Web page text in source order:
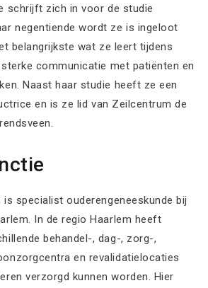
schrijft zich in voor de studie
negentiende wordt ze is ingeloot
belangrijkste wat ze leert tijdens
communicatie met patiënten en
Naast haar studie heeft ze een
en is ze lid van Zeilcentrum de
specialist ouderengeneeskunde bij
In de regio Haarlem heeft
behandel-, dag-, zorg-,
en revalidatielocaties
verzorgd kunnen worden. Hier